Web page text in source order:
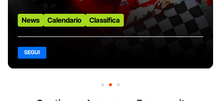
News Calendario Classifica
SEGUI